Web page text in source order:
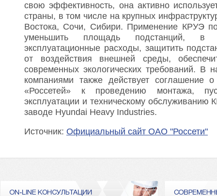
свою эффективность, она активно
страны, в том числе на крупных
Востока, Сочи, Сибири. Применение КРУЭ
уменьшить площадь подстанций,
эксплуатационные расходы, защитить
от воздействия внешней среды,
современных экологических требований. В
компаниями также действует соглашение
«Россетей» к проведению монтажа,
эксплуатации и техническому обслуживанию
заводе Hyundai Heavy Industries.
Источник: Официальный сайт ОАО "Россети"